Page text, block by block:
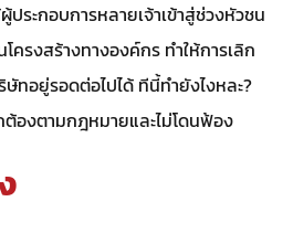
ประกอบการหลายเจ้าเข้าสู่ช่วงหัวชน
ครงสร้างทางองค์กร ทำให้การเลิก
ทอยู่รอดต่อไปได้ ทีนี้ทำยังไงหละ?
ต้องตามกฎหมายและไม่โดนฟ้อง